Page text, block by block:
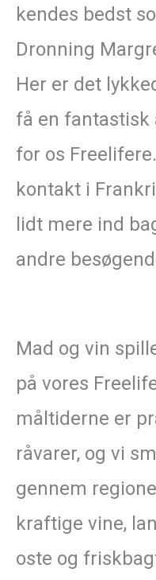
kendes bedst
Dronning
Her er det
få en fantastisk
for os
kontakt i
lidt mere ind
andre
Mad og vin
på vores
måltiderne er
råvarer, og vi
gennem
kraftige vine,
oste og